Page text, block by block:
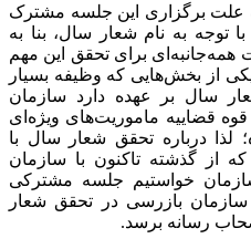
علت برگزاری این جلسه مشترک
توجه به نام شعار سال، بنا به
همه‌جانبه‌ای برای تحقق این مهم
از بخش‌هایی که وظیفه بسیار
سال بر عهده دارد سازمان
قضاییه ماموریت‌های ویژه‌ای
لذا درباره تحقق شعار سال با
از گذشته تاکنون با سازمان
خواستیم جلسه مشترکی
سازمان بازرسی در تحقق شعار
رسانه برسد.